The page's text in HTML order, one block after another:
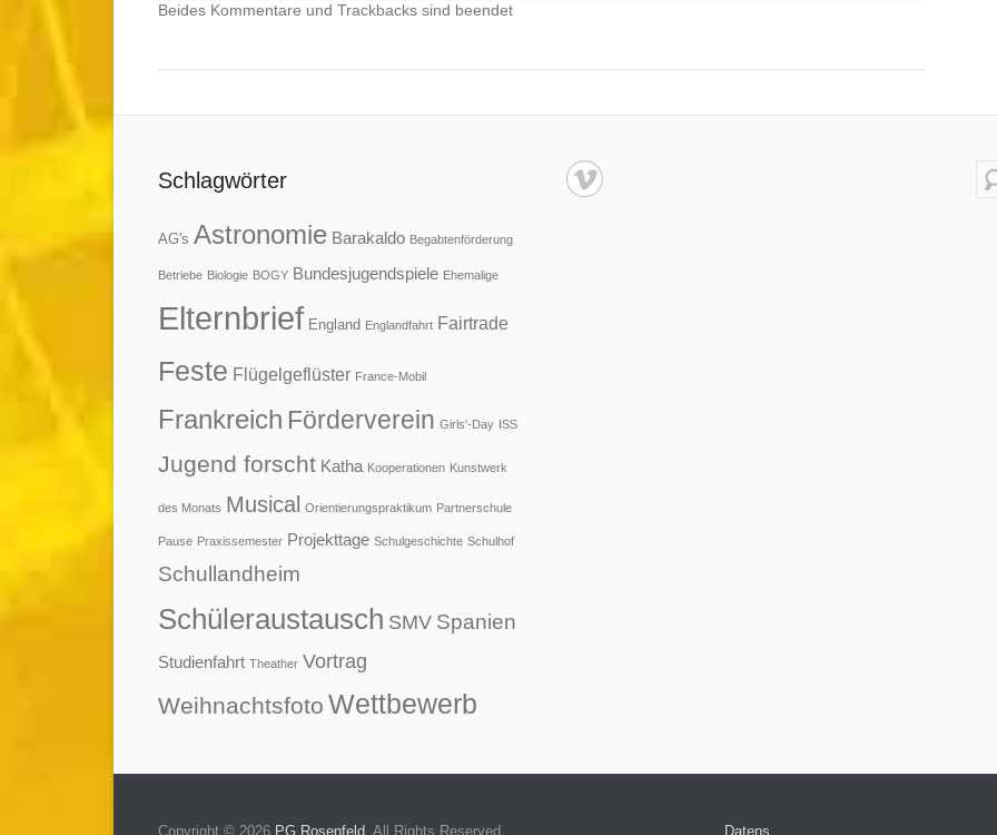
Beides Kommentare und Trackbacks sind beendet
Schlagwörter
AG's Astronomie Barakaldo Begabtenförderung
Betriebe Biologie BOGY Bundesjugendspiele Ehemalige
Elternbrief England Englandfahrt Fairtrade
Feste Flügelgeflüster France-Mobil
Frankreich Förderverein Girls'-Day ISS
Jugend forscht Katha Kooperationen Kunstwerk
des Monats Musical Orientierungspraktikum Partnerschule
Pause Praxissemester Projekttage Schulgeschichte Schulhof
Schullandheim
Schüleraustausch SMV Spanien
Studienfahrt Theather Vortrag
Weihnachtsfoto Wettbewerb
Copyright © 2026 PG Rosenfeld . All Rights Reserved. Datens